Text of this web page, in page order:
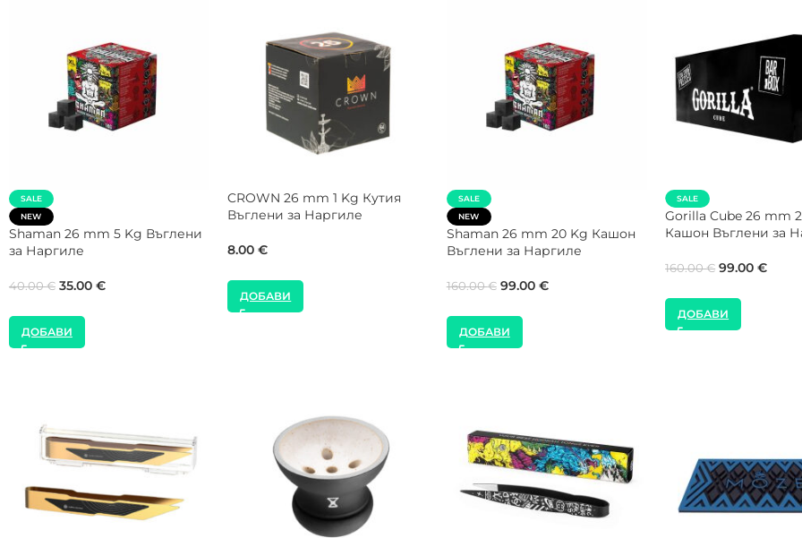
SALE
NEW
Gorilla Cube 27 mm 20 Kg
Кашон Въглени за Наргиле
160.00€ 99.00€
ДОБАВИ
SALE
CROWN 26 mm 5 Kg Кутия
ДОБАВИ
NEW
SMOKE2U 800W Тостер
Котлон за Наргиле
ДОБАВИ
SALE
NEW
COCOLOCO 27 mm
ДОБАВИ